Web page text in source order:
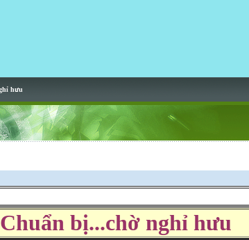
hưu
Chuẩn bị...chờ nghỉ hưu